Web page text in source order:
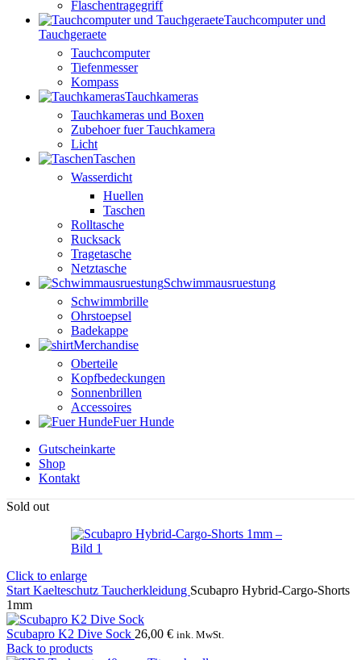
Flaschentragegriff
Tauchcomputer und
Tauchgeraete
Tauchcomputer
Tiefenmesser
Kompass
Tauchkameras
Tauchkameras und Boxen
Zubehoer fuer Tauchkamera
Licht
Taschen
Wasserdicht
Huellen
Taschen
Rolltasche
Rucksack
Tragetasche
Netztasche
Schwimmausruestung
Schwimmbrille
Ohrstoepsel
Badekappe
Merchandise
Oberteile
Kopfbedeckungen
Sonnenbrillen
Accessoires
Fuer Hunde
Gutscheinkarte
Shop
Kontakt
Sold out
Click to enlarge
Start Kaelteschutz Taucherkleidung Scubapro Hybrid-Cargo-Shorts
1mm
Scubapro K2 Dive Sock 26,00 € ink. MwSt.
Back to products